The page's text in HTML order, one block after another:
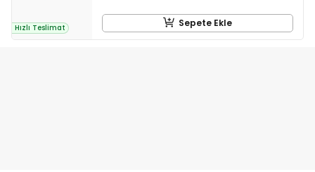
Hızlı Teslimat Sepete Ekle